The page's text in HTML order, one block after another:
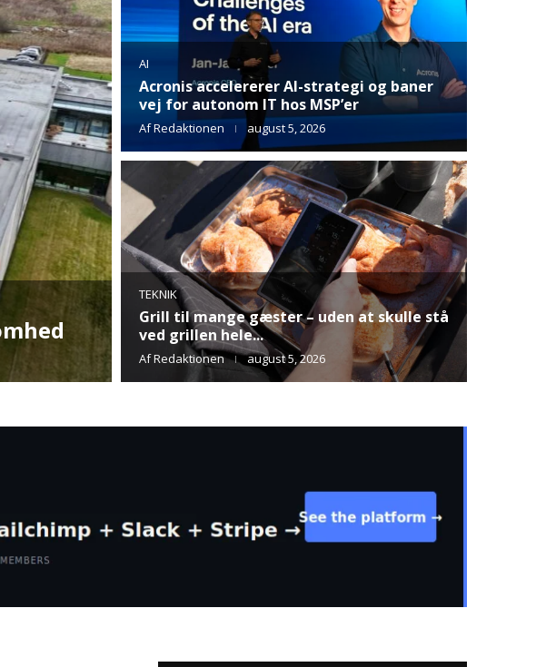
ELBIL
Zeekr 9X løfter Zeekr ind i luksusklassen
AfRedaktionen august 4, 2026
ONEPLUS
OPPO sætter fokus på fortsat support og
nye muligheder for OnePlus-brugere
AfRedaktionen august 4, 2026